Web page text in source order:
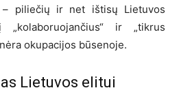
piliečių ir net ištisų Lietuvos
ir „tikrus
okupacijos būsenoje.
Lietuvos elitui